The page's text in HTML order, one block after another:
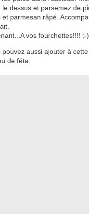
le dessus et parsemez de
et parmesan râpé.
vos fourchettes!!!! ;-)
pouvez aussi ajouter à
de féta.